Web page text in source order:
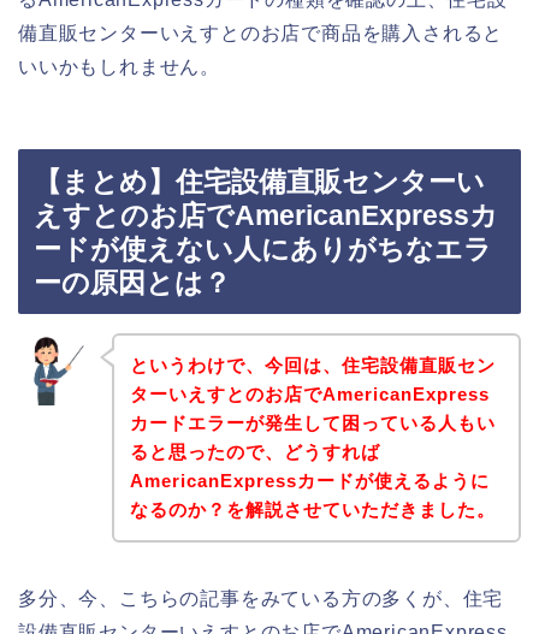
備直販センターいえすとのお店で商品を購入されると
いいかもしれません。
【まとめ】住宅設備直販センターい
えすとのお店でAmericanExpressカ
ードが使えない人にありがちなエラ
ーの原因とは？
というわけで、今回は、住宅設備直販セン
ターいえすとのお店でAmericanExpress
カードエラーが発生して困っている人もい
ると思ったので、どうすれば
AmericanExpressカードが使えるように
なるのか？を解説させていただきました。
多分、今、こちらの記事をみている方の多くが、住宅